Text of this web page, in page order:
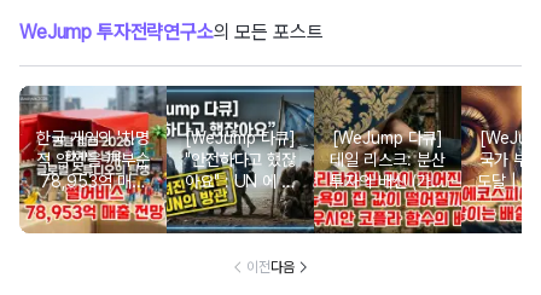
WeJump 투자전략연구소의 모든 포스트
한국 게임의 '치명
적 약점'을 깨부순
78,953억 매출
전망: 붉은사막은
어떻게 체질을 바
[WeJump 다큐]
"안전하다고 했잖
아요" : UN 에 버
려진 사람들
[WeJump 다큐]
테일 리스크: 분산
투자의 배신 (가우
시안 코플라 함수
의 배신)
국가 부
도달 | 에
경
이전다음